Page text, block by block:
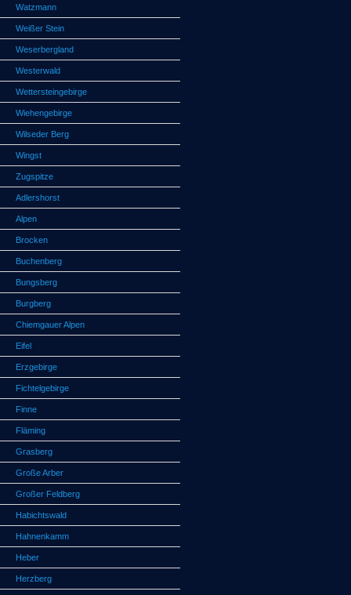
Watzmann
Weißer Stein
Weserbergland
Westerwald
Wettersteingebirge
Wiehengebirge
Wilseder Berg
Wingst
Zugspitze
Adlershorst
Alpen
Brocken
Buchenberg
Bungsberg
Burgberg
Chiemgauer Alpen
Eifel
Erzgebirge
Fichtelgebirge
Finne
Fläming
Grasberg
Große Arber
Großer Feldberg
Habichtswald
Hahnenkamm
Heber
Herzberg